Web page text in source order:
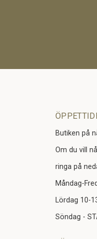
Butiken på
Om du vill
ringa på
Måndag-
Lördag 10-
Söndag -